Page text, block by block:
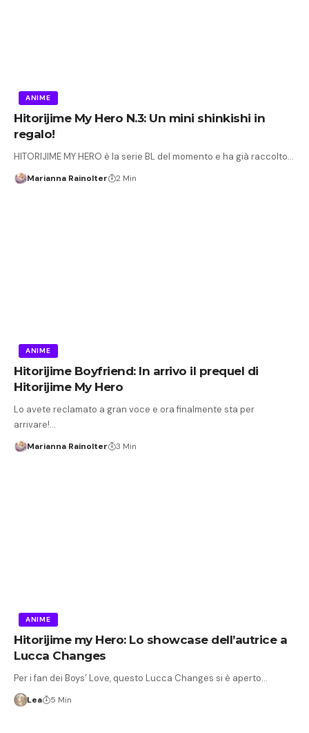
ANIME
Hitorijime My Hero N.3: Un mini shinkishi in
regalo!
HITORIJIME MY HERO è la serie BL del momento e ha già raccolto…
Marianna Rainolter 2 Min
ANIME
Hitorijime Boyfriend: In arrivo il prequel di
Hitorijime My Hero
Lo avete reclamato a gran voce e ora finalmente sta per
arrivare!…
Marianna Rainolter 3 Min
ANIME
Hitorijime my Hero: Lo showcase dell’autrice a
Lucca Changes
Per i fan dei Boys’ Love, questo Lucca Changes si è aperto…
Lea 5 Min